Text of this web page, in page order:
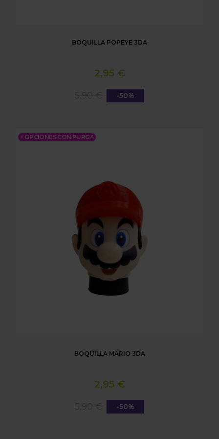
BOQUILLA POPEYE 3DA
2,95 €
-50%
+ OPCIONES CON PURGA
BOQUILLA MARIO 3DA
BOQUILLA MARIO 3DA
2,95 €
-50%